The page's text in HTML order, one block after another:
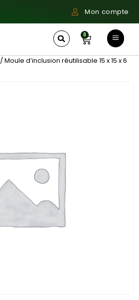
Mon compte
0
/ Moule d’inclusion réutilisable 15 x 15 x 6